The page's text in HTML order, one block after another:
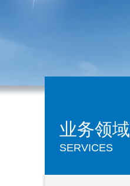
业务领域
SERVICES